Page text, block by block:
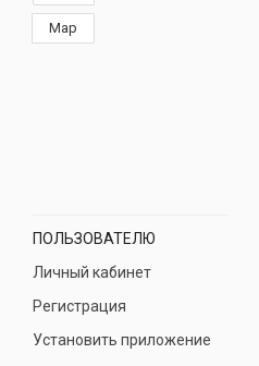
Map
ПОЛЬЗОВАТЕЛЮ
Личный кабинет
Регистрация
Установить приложение